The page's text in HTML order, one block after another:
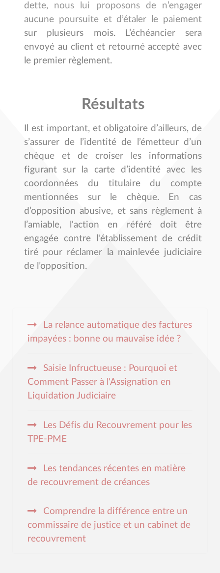
dette, nous lui proposons de n’engager
aucune poursuite et d’étaler le paiement
sur plusieurs mois. L’échéancier sera
envoyé au client et retourné accepté avec
le premier règlement.
Résultats
Il est important, et obligatoire d’ailleurs, de
s’assurer de l’identité de l’émetteur d’un
chèque et de croiser les informations
figurant sur la carte d’identité avec les
coordonnées du titulaire du compte
mentionnées sur le chèque. En cas
d’opposition abusive, et sans règlement à
l’amiable, l'action en référé doit être
engagée contre l'établissement de crédit
tiré pour réclamer la mainlevée judiciaire
de l’opposition.
La relance automatique des factures
impayées : bonne ou mauvaise idée ?
Saisie Infructueuse : Pourquoi et
Comment Passer à l'Assignation en
Liquidation Judiciaire
Les Défis du Recouvrement pour les
TPE-PME
Les tendances récentes en matière
de recouvrement de créances
Comprendre la différence entre un
commissaire de justice et un cabinet de
recouvrement